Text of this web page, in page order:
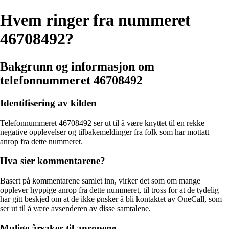
Hvem ringer fra nummeret
46708492?
Bakgrunn og informasjon om
telefonnummeret 46708492
Identifisering av kilden
Telefonnummeret 46708492 ser ut til å være knyttet til en rekke
negative opplevelser og tilbakemeldinger fra folk som har mottatt
anrop fra dette nummeret.
Hva sier kommentarene?
Basert på kommentarene samlet inn, virker det som om mange
opplever hyppige anrop fra dette nummeret, til tross for at de tydelig
har gitt beskjed om at de ikke ønsker å bli kontaktet av OneCall, som
ser ut til å være avsenderen av disse samtalene.